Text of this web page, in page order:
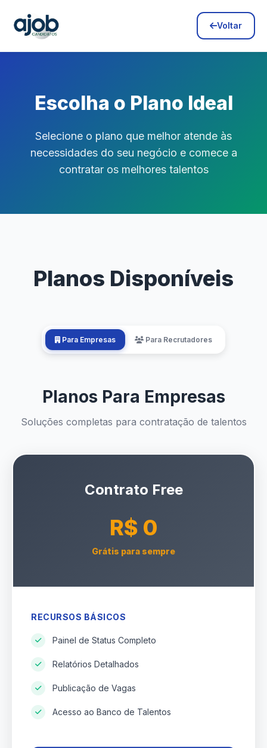
Voltar
Escolha o Plano Ideal
Selecione o plano que melhor atende às
necessidades do seu negócio e comece a
contratar os melhores talentos
Planos Disponíveis
Para Empresas Para Recrutadores
Planos Para Empresas
Soluções completas para contratação de talentos
Contrato Free
R$ 0
Grátis para sempre
RECURSOS BÁSICOS
Painel de Status Completo
Relatórios Detalhados
Publicação de Vagas
Acesso ao Banco de Talentos